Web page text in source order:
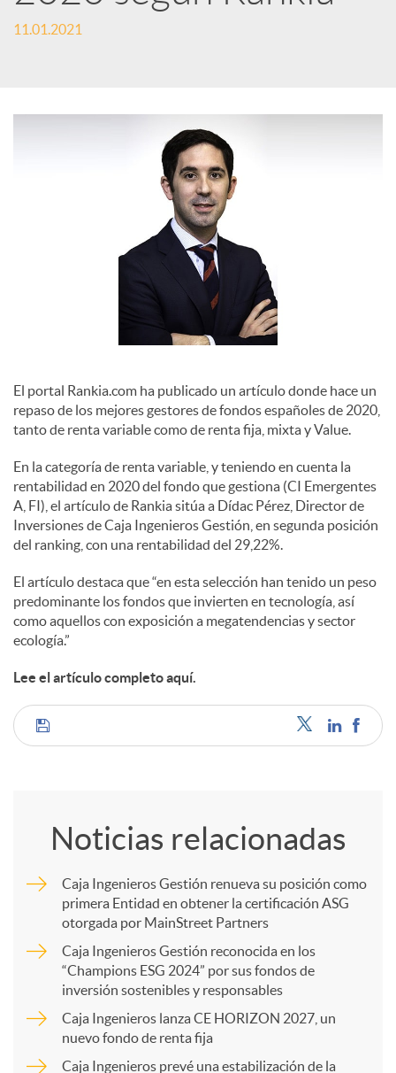
e
l
e
s
11.01.2021
El portal Rankia.com ha publicado un artículo donde hace un
repaso de los mejores gestores de fondos españoles de 2020,
tanto de renta variable como de renta fija, mixta y Value.
En la categoría de renta variable, y teniendo en cuenta la
rentabilidad en 2020 del fondo que gestiona (CI Emergentes
A, FI), el artículo de Rankia sitúa a Dídac Pérez, Director de
Inversiones de Caja Ingenieros Gestión, en segunda posición
del ranking, con una rentabilidad del 29,22%.
El artículo destaca que “en esta selección han tenido un peso
predominante los fondos que invierten en tecnología, así
como aquellos con exposición a megatendencias y sector
ecología.”
Lee el artículo completo aquí.
C
m
r
Noticias relacionadas
Caja Ingenieros Gestión renueva su posición como
primera Entidad en obtener la certificación ASG
otorgada por MainStreet Partners
Caja Ingenieros Gestión reconocida en los
“Champions ESG 2024” por sus fondos de
inversión sostenibles y responsables
Caja Ingenieros lanza CE HORIZON 2027, un
nuevo fondo de renta fija
Caja Ingenieros prevé una estabilización de la